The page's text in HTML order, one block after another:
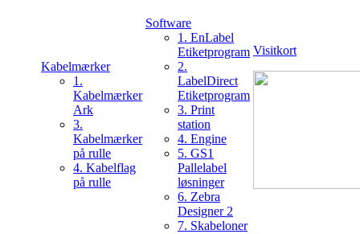
Kabelmærker
1.
Kabelmærker
Ark
3.
Kabelmærker
på rulle
4. Kabelflag
på rulle
Software
1. EnLabel
Etiketprogram
2.
LabelDirect
Etiketprogram
3. Print
station
4. Engine
5. GS1
Pallelabel
løsninger
6. Zebra
Designer 2
7. Skabeloner
Visitkort